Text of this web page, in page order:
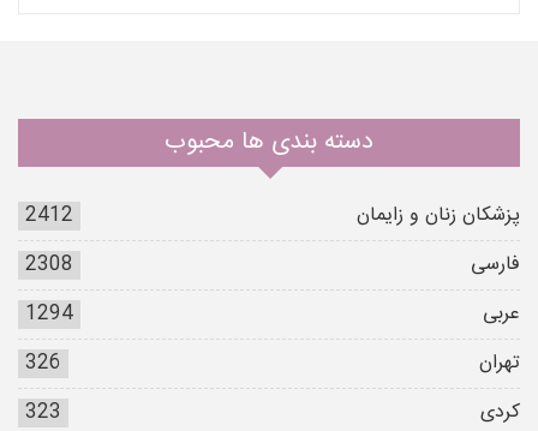
دسته بندی ها محبوب
پزشکان زنان و زایمان
2412
فارسی
2308
عربی
1294
تهران
326
کردی
323